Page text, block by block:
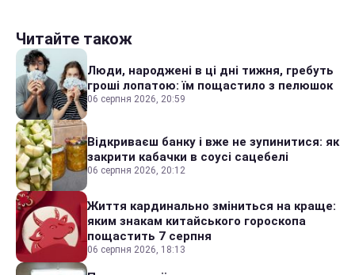
Читайте також
Люди, народжені в ці дні тижня, гребуть
гроші лопатою: їм пощастило з пелюшок
06 серпня 2026, 20:59
Відкриваєш банку і вже не зупинитися: як
закрити кабачки в соусі сацебелі
06 серпня 2026, 20:12
Життя кардинально зміниться на краще:
яким знакам китайського гороскопа
пощастить 7 серпня
06 серпня 2026, 18:13